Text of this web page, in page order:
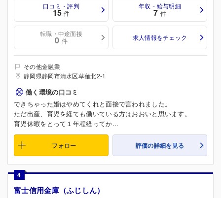
口コミ・評判
15 件
年収・給与明細
7 件
転職・中途面接
0 件 求人情報をチェック
その他金融業
静岡県静岡市清水区草薙北2-1
働く環境の口コミ
できちゃった婚はやめてくれと面接で言われました。
ただ出産、育児を経ても働いている方はおおいと思います。
育児休暇をとって１年程経ってか...
フォロー 評価の詳細を見る
4
富士信用金庫（ふじしん）